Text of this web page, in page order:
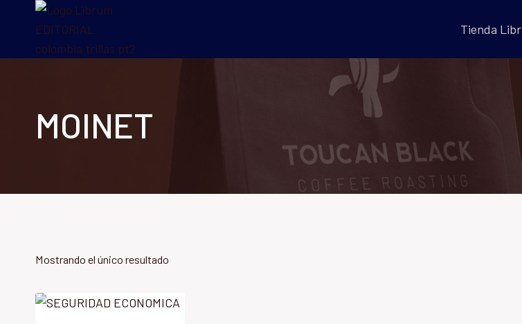
contenido
Tienda
MOINET
Mostrando el único resultado